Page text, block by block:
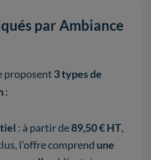
par Ambiance
proposent 3 types de
:
: à partir de89,50 € HT,
l’offre comprend une